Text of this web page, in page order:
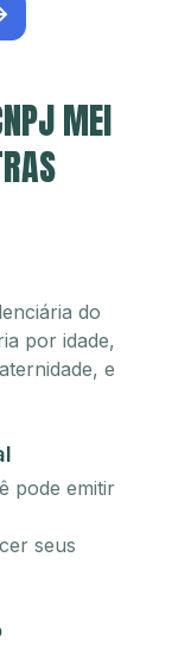
MEI
do
por idade,
e
pode emitir
seus